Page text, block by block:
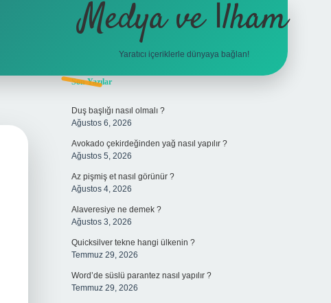
Medya ve İlham
Yaratıcı içeriklerle dünyaya bağlan!
Sidebar
Son Yazılar
Duş başlığı nasıl olmalı ?
Ağustos 6, 2026
Avokado çekirdeğinden yağ nasıl yapılır ?
Ağustos 5, 2026
Az pişmiş et nasıl görünür ?
Ağustos 4, 2026
Alaveresiye ne demek ?
Ağustos 3, 2026
Quicksilver tekne hangi ülkenin ?
Temmuz 29, 2026
Word’de süslü parantez nasıl yapılır ?
Temmuz 29, 2026